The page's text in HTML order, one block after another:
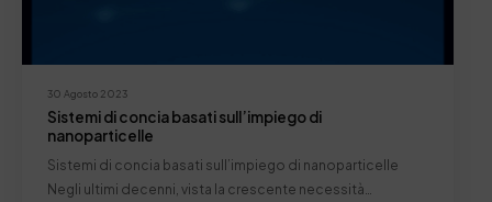
30 Agosto 2023
Sistemi di concia basati sull’impiego di
nanoparticelle
Sistemi di concia basati sull’impiego di nanoparticelle
Negli ultimi decenni, vista la crescente necessità…